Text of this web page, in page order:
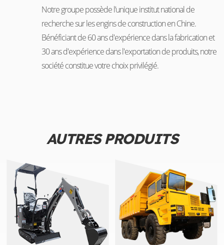
Notre groupe possède l’unique institut national de
recherche sur les engins de construction en Chine.
Bénéficiant de 60 ans d'expérience dans la fabrication et
30 ans d'expérience dans l'exportation de produits, notre
société constitue votre choix privilégié.
AUTRES PRODUITS